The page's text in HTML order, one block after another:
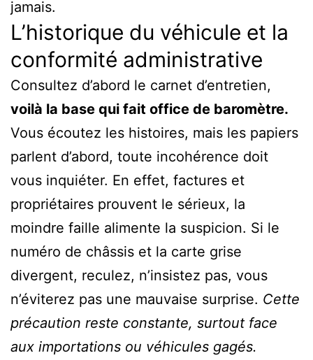
jamais.
L’historique du véhicule et la
conformité administrative
Consultez d’abord le carnet d’entretien,
voilà la base qui fait office de baromètre.
Vous écoutez les histoires, mais les papiers
parlent d’abord, toute incohérence doit
vous inquiéter. En effet, factures et
propriétaires prouvent le sérieux, la
moindre faille alimente la suspicion. Si le
numéro de châssis et la carte grise
divergent, reculez, n’insistez pas, vous
n’éviterez pas une mauvaise surprise. Cette
précaution reste constante, surtout face
aux importations ou véhicules gagés.